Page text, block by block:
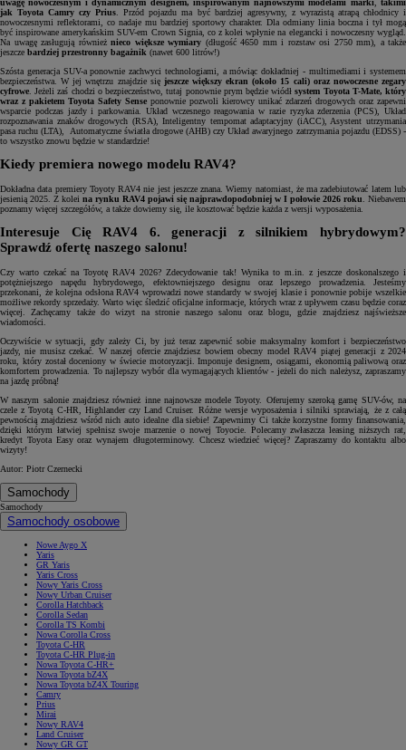
uwagę nowoczesnym i dynamicznym designem, inspirowanym najnowszymi modelami marki
takimi
jak Toyota Camry czy Prius . Przód pojazdu ma być bardziej agresywny, z wyrazistą atrapą chłodnicy i
nowoczesnymi reflektorami, co nadaje mu bardziej sportowy charakter. Dla odmiany linia boczna i tył mogą
być inspirowane amerykańskim SUV-em Crown Signia, co z kolei wpłynie na elegancki i nowoczesny wygląd.
Na uwagę zasługują również nieco większe wymiary (długość 4650 mm i rozstaw osi 2750 mm), a także
jeszcze bardziej przestronny bagażnik (nawet 600 litrów!)
Szósta generacja SUV-a ponownie zachwyci technologiami, a mówiąc dokładniej - multimediami i systemem
bezpieczeństwa. W jej wnętrzu znajdzie się jeszcze większy ekran (około 15 cali) oraz nowoczesne zegary
cyfrowe . Jeżeli zaś chodzi o bezpieczeństwo, tutaj ponownie prym będzie wiódłsystem Toyota T-Mate, który
wraz z pakietem Toyota Safety Sense ponownie pozwoli kierowcy unikać zdarzeń drogowych oraz zapewni
wsparcie podczas jazdy i parkowania. Układ wczesnego reagowania w razie ryzyka zderzenia (PCS), Układ
rozpoznawania znaków drogowych (RSA), Inteligentny tempomat adaptacyjny (iACC), Asystent utrzymania
pasa ruchu (LTA), Automatyczne światła drogowe (AHB) czy Układ awaryjnego zatrzymania pojazdu (EDSS) -
to wszystko znowu będzie w standardzie!
Kiedy premiera nowego modelu RAV4?
Dokładna data premiery Toyoty RAV4 nie jest jeszcze znana. Wiemy natomiast, że ma zadebiutować latem lub
jesienią 2025. Z kolei na rynku RAV4 pojawi się najprawdopodobniej w I połowie 2026 roku . Niebawem
poznamy więcej szczegółów, a także dowiemy się, ile kosztować będzie każda z wersji wyposażenia.
Interesuje Cię RAV4 6. generacji z silnikiem hybrydowym?
Sprawdź ofertę naszego salonu!
Czy warto czekać na Toyotę RAV4 2026? Zdecydowanie tak! Wynika to m.in. z jeszcze doskonalszego i
potężniejszego napędu hybrydowego, efektowniejszego designu oraz lepszego prowadzenia. Jesteśmy
przekonani, że kolejna odsłona RAV4 wprowadzi nowe standardy w swojej klasie i ponownie pobije wszelkie
możliwe rekordy sprzedaży. Warto więc śledzić oficjalne informacje, których wraz z upływem czasu będzie coraz
więcej. Zachęcamy także do wizyt na stronie naszego salonu oraz blogu, gdzie znajdziesz najświeższe
wiadomości.
Oczywiście w sytuacji, gdy zależy Ci, by już teraz zapewnić sobie maksymalny komfort i bezpieczeństwo
jazdy, nie musisz czekać. W naszej ofercie znajdziesz bowiem obecny model RAV4 piątej generacji z 2024
roku, który został doceniony w świecie motoryzacji. Imponuje designem, osiągami, ekonomią paliwową oraz
komfortem prowadzenia. To najlepszy wybór dla wymagających klientów - jeżeli do nich należysz, zapraszamy
na jazdę próbną!
W naszym salonie znajdziesz również inne najnowsze modele Toyoty. Oferujemy szeroką gamę SUV-ów, na
czele z Toyotą C-HR, Highlander czy Land Cruiser. Różne wersje wyposażenia i silniki sprawiają, że z całą
pewnością znajdziesz wśród nich auto idealne dla siebie! Zapewnimy Ci także korzystne formy finansowania,
dzięki którym łatwiej spełnisz swoje marzenie o nowej Toyocie. Polecamy zwłaszcza leasing niższych rat,
kredyt Toyota Easy oraz wynajem długoterminowy. Chcesz wiedzieć więcej? Zapraszamy do kontaktu albo
wizyty!
Autor: Piotr Czernecki
Samochody
Samochody
Samochody osobowe
Nowe Aygo X
Yaris
GR Yaris
Yaris Cross
Nowy Yaris Cross
Nowy Urban Cruiser
Corolla Hatchback
Corolla Sedan
Corolla TS Kombi
Nowa Corolla Cross
Toyota C-HR
Toyota C-HR Plug-in
Nowa Toyota C-HR+
Nowa Toyota bZ4X
Nowa Toyota bZ4X Touring
Camry
Prius
Mirai
Nowy RAV4
Land Cruiser
Nowy GR GT